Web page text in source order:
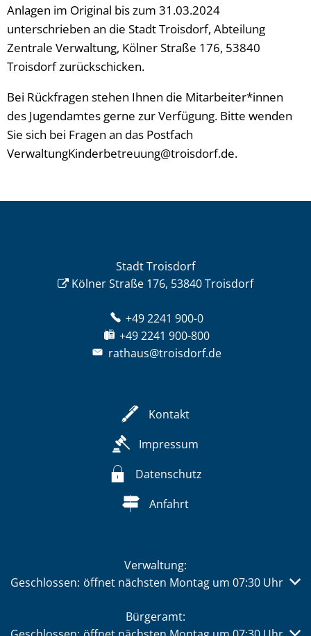
Anlagen im Original bis zum 31.03.2024
unterschrieben an die Stadt Troisdorf, Abteilung
Zentrale Verwaltung, Kölner Straße 176, 53840
Troisdorf zurückschicken.
Bei Rückfragen stehen Ihnen die Mitarbeiter*innen
des Jugendamtes gerne zur Verfügung. Bitte wenden
Sie sich bei Fragen an das Postfach
VerwaltungKinderbetreuung@troisdorf.de.
Stadt Troisdorf
Kölner Straße 176, 53840 Troisdorf
+49 2241 900-0
+49 2241 900-800
rathaus@troisdorf.de
Kontakt
Impressum
Datenschutz
Anfahrt
Verwaltung:
Klicken, um weitere Öffnungs- oder Schließzeiten
Geschlossen: öffnet nächsten Montag um 07:30 Uhr
Bürgeramt: